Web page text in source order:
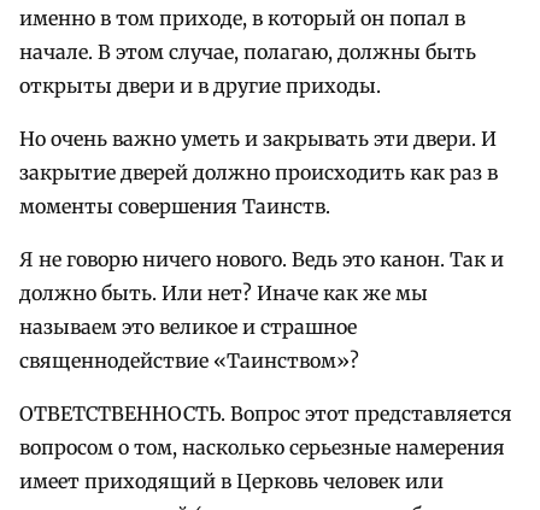
именно в том приходе, в который он попал в
начале. В этом случае, полагаю, должны быть
открыты двери и в другие приходы.
Но очень важно уметь и закрывать эти двери. И
закрытие дверей должно происходить как раз в
моменты совершения Таинств.
Я не говорю ничего нового. Ведь это канон. Так и
должно быть. Или нет? Иначе как же мы
называем это великое и страшное
священнодействие «Таинством»?
ОТВЕТСТВЕННОСТЬ. Вопрос этот представляется
вопросом о том, насколько серьезные намерения
имеет приходящий в Церковь человек или